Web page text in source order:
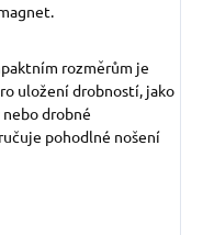
rozměrům je
uložení drobností, jako
drobné
pohodlné nošení